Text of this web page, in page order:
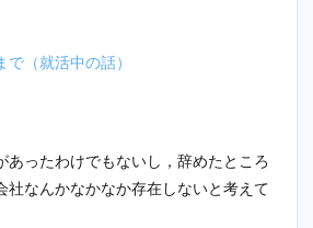
（就活中の話）
あったわけでもないし，辞めたところ
社なんかなかなか存在しないと考えて